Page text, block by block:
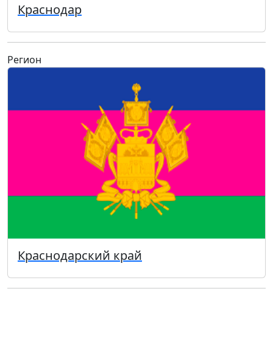
Краснодар
Регион
Краснодарский край